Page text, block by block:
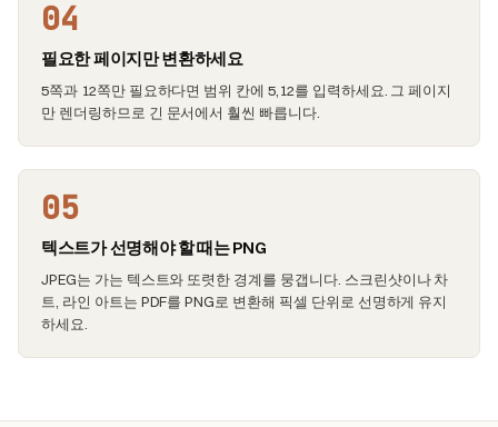
04
필요한 페이지만 변환하세요
5쪽과 12쪽만 필요하다면 범위 칸에 5,12를 입력하세요. 그 페이지
만 렌더링하므로 긴 문서에서 훨씬 빠릅니다.
05
텍스트가 선명해야 할 때는 PNG
JPEG는 가는 텍스트와 또렷한 경계를 뭉갭니다. 스크린샷이나 차
트, 라인 아트는 PDF를 PNG로 변환해 픽셀 단위로 선명하게 유지
하세요.